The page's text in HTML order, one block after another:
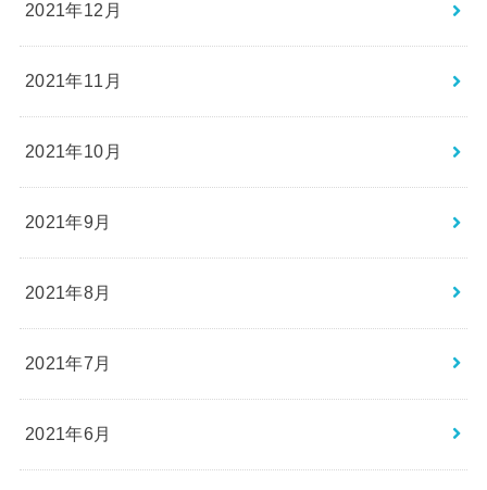
2021年12月
2021年11月
2021年10月
2021年9月
2021年8月
2021年7月
2021年6月